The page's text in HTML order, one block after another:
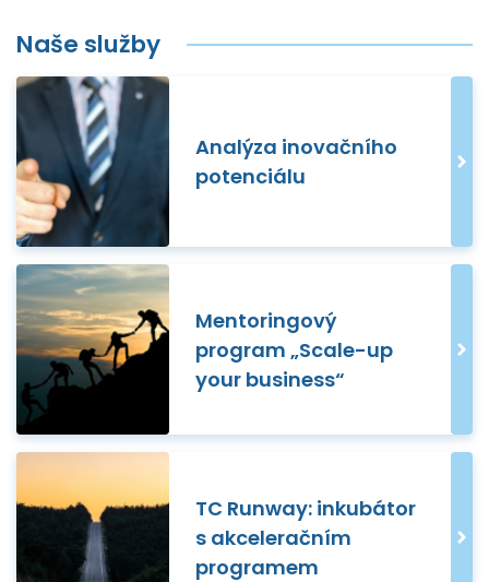
Naše služby
Analýza inovačního
potenciálu
Mentoringový
program „Scale-up
your business“
TC Runway: inkubátor
s akceleračním
programem